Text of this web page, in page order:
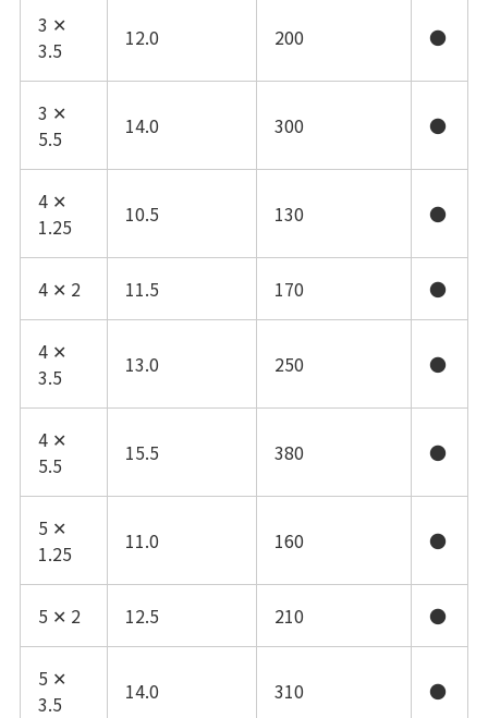
3 ✕
3.5
12.0 200 ●
3 ✕
5.5
14.0 300 ●
4 ✕
1.25
10.5 130 ●
4 ✕ 2 11.5 170 ●
4 ✕
3.5
13.0 250 ●
4 ✕
5.5
15.5 380 ●
5 ✕
1.25
11.0 160 ●
5 ✕ 2 12.5 210 ●
5 ✕
3.5
14.0 310 ●